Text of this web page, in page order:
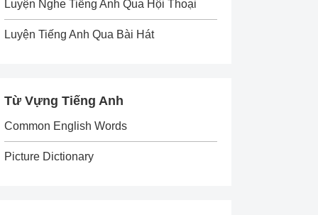
Luyện Nghe Tiếng Anh Qua Hội Thoại
Luyện Tiếng Anh Qua Bài Hát
Từ Vựng Tiếng Anh
Common English Words
Picture Dictionary